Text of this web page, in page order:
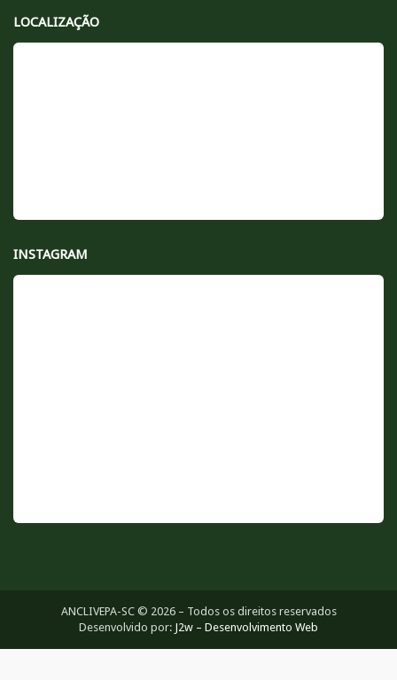
LOCALIZAÇÃO
INSTAGRAM
ANCLIVEPA-SC © 2026 – Todos os direitos reservados
Desenvolvido por: J2w – Desenvolvimento Web